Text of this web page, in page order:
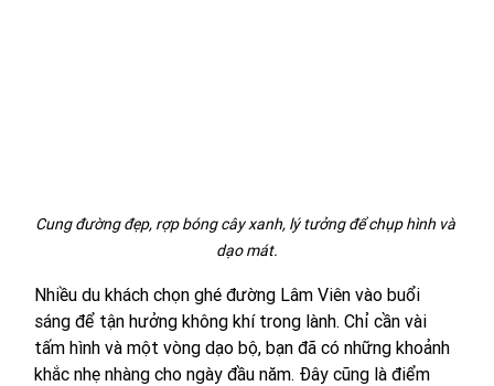
Cung đường đẹp, rợp bóng cây xanh, lý tưởng để chụp hình và
dạo mát.
Nhiều du khách chọn ghé đường Lâm Viên vào buổi
sáng để tận hưởng không khí trong lành. Chỉ cần vài
tấm hình và một vòng dạo bộ, bạn đã có những khoảnh
khắc nhẹ nhàng cho ngày đầu năm. Đây cũng là điểm